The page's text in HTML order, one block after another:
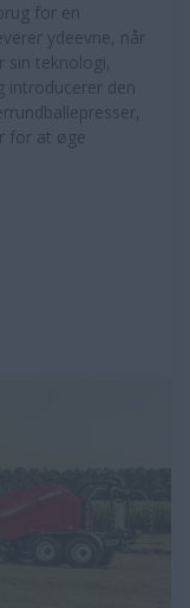
for en
ydeevne, når
sin teknologi,
introducerer den
for at øge